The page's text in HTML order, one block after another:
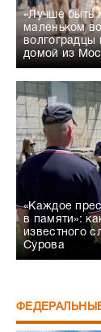
«Лучше быть
маленьком
домой из
«Каждое
в памяти»:
известного
Сурова